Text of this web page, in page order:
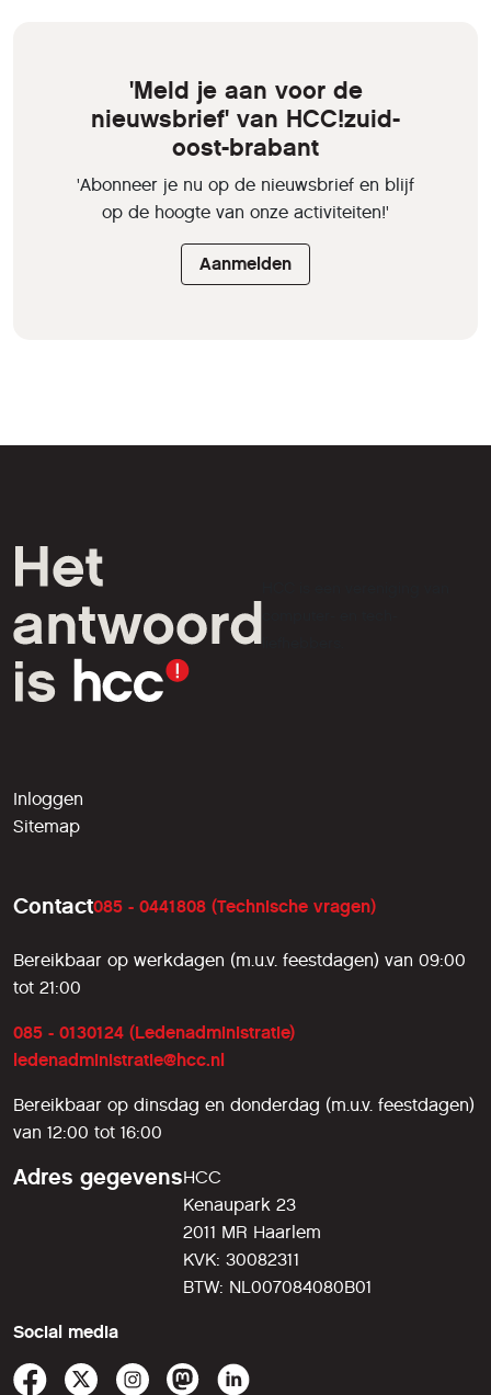
'Meld je aan voor de
nieuwsbrief' van HCC!zuid-
oost-brabant
'Abonneer je nu op de nieuwsbrief en blijf
op de hoogte van onze activiteiten!'
Aanmelden
liefhebbers.
Inloggen
Sitemap
Contact085 - 0441808 (Technische vragen)
Bereikbaar op werkdagen (m.u.v. feestdagen) van 09:00
tot 21:00
085 - 0130124 (Ledenadministratie)
ledenadministratie@hcc.nl
Bereikbaar op dinsdag en donderdag (m.u.v. feestdagen)
van 12:00 tot 16:00
Adres gegevensHCC
Kenaupark 23
2011 MR Haarlem
KVK: 30082311
BTW: NL007084080B01
Social media